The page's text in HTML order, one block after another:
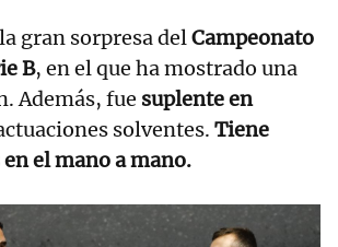
gran sorpresa delCampeonato
B, en el que ha mostrado una
Además, fue suplente en
solventes. Tiene
el mano a mano.